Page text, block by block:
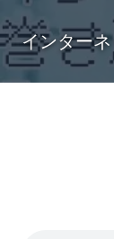
インター